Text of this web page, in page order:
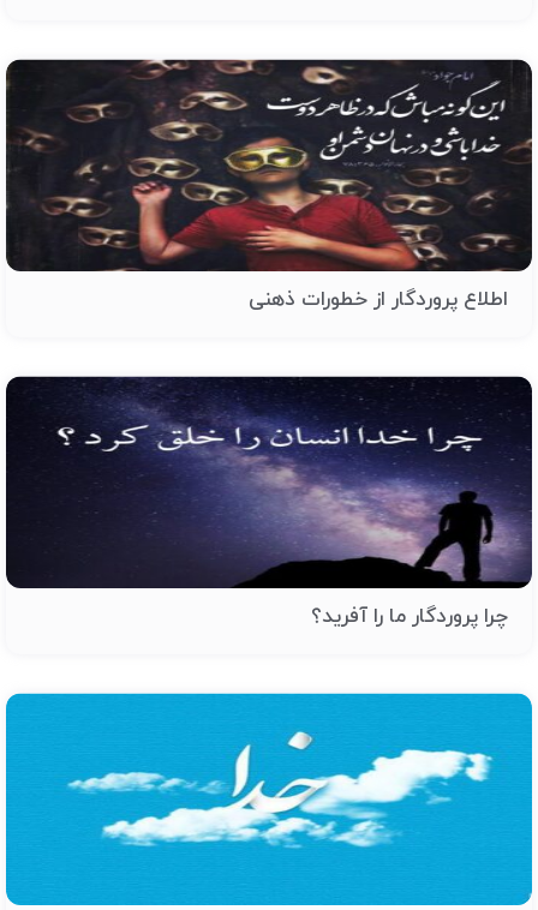
اطلاع پروردگار از خطورات ذهنی
چرا پروردگار ما را آفرید؟